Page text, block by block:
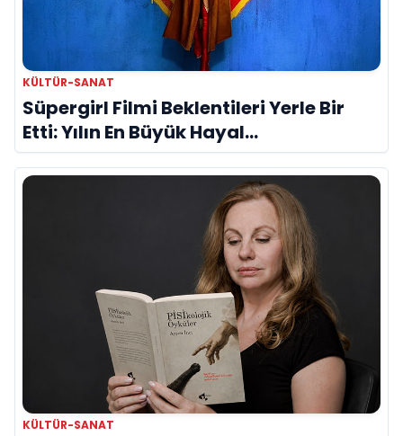
KÜLTÜR-SANAT
Süpergirl Filmi Beklentileri Yerle Bir
Etti: Yılın En Büyük Hayal
Kırıklıklarından Biri mi?
KÜLTÜR-SANAT